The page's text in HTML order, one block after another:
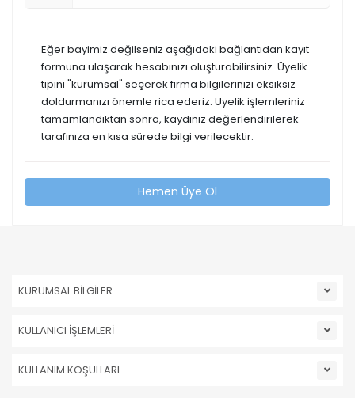
Eğer bayimiz değilseniz aşağıdaki bağlantıdan kayıt
formuna ulaşarak hesabınızı oluşturabilirsiniz. Üyelik
tipini "kurumsal" seçerek firma bilgilerinizi eksiksiz
doldurmanızı önemle rica ederiz. Üyelik işlemleriniz
tamamlandıktan sonra, kaydınız değerlendirilerek
tarafınıza en kısa sürede bilgi verilecektir.
Hemen Üye Ol
KURUMSAL BİLGİLER
KULLANICI İŞLEMLERİ
KULLANIM KOŞULLARI